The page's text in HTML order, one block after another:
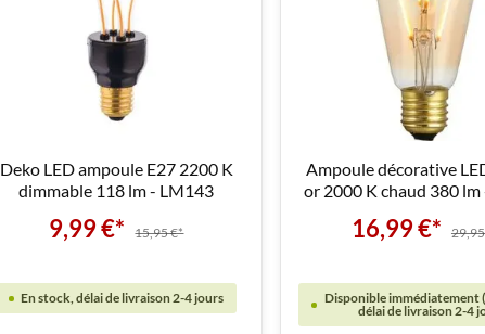
Deko LED ampoule E27 2200 K
dimmable 118 lm - LM143
9,99 €* 15,95 €*
En stock, délai de livraison 2-4 jours
Ampoule décorative
or 2000 K chaud 380
16,99 €*
Disponible immédiatement
délai de livraison 2-4